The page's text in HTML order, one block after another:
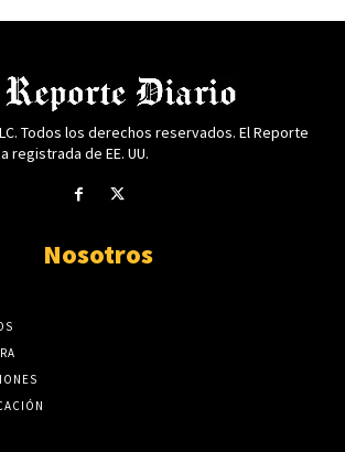
Todos los derechos reservados. El Reporte
registrada de EE. UU.
Nosotros